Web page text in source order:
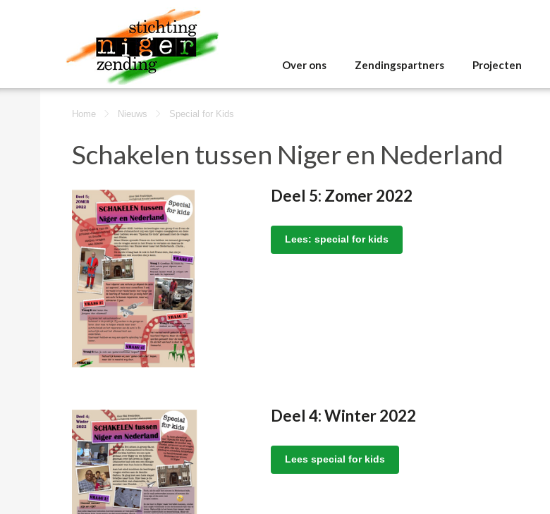
Over ons Zendingspartners Projecten
Home Nieuws Special for Kids
Schakelen tussen Niger en Nederland
Deel 5: Zomer 2022
Lees: special for kids
Deel 4: Winter 2022
Lees special for kids